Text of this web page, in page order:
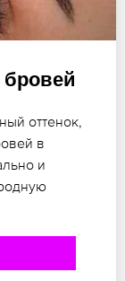
оттенок,
в
и